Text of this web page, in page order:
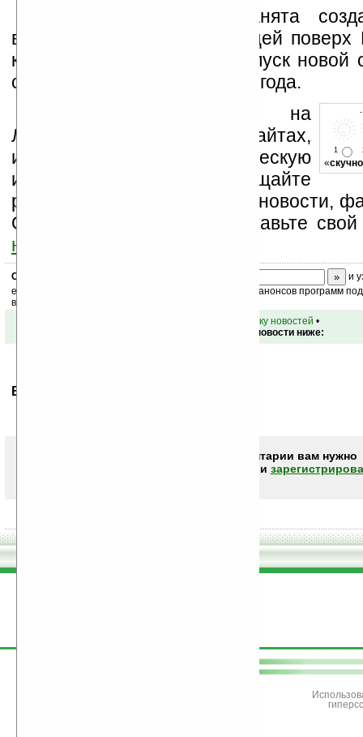
PalmSource сейчас занята
версии Palm OS, работающей поверх
компания не планирует выпуск новой
системы, раньше лета 2006 года.
1
«скучно
Устанавливайте линк на
Ладошки на своих сайтах,
изучайте коммерческую
информацию, посещайте
разделы сайта (форум, чат, новости,
Оцените эту новость и оставьте
ниже на странице
Скоро
и
ежедневный или еженедельный дайджест новостей, анонсов программ
ваш почтовый ящик.
вернуться к списку новостей •
Обсуждение этой новости ниже:
Ваше мнение будет первым.
Чтобы писать комментарии вам нужно
или